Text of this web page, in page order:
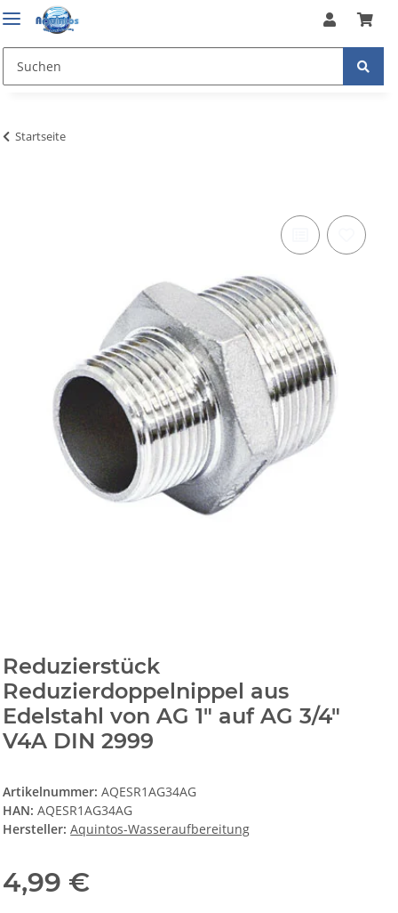
Startseite
Reduzierstück
Reduzierdoppelnippel aus
Edelstahl von AG 1" auf AG 3/4"
V4A DIN 2999
Artikelnummer:AQESR1AG34AG
HAN: AQESR1AG34AG
Hersteller: Aquintos-Wasseraufbereitung
4,99 €